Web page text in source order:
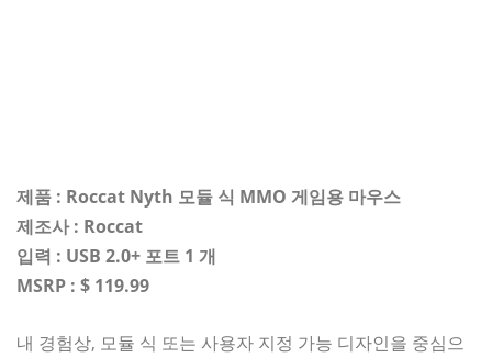
제품 : Roccat Nyth 모듈 식 MMO 게임용 마우스
제조사 : Roccat
입력 : USB 2.0+ 포트 1 개
MSRP : $ 119.99
내 경험상, 모듈 식 또는 사용자 지정 가능 디자인을 중심으